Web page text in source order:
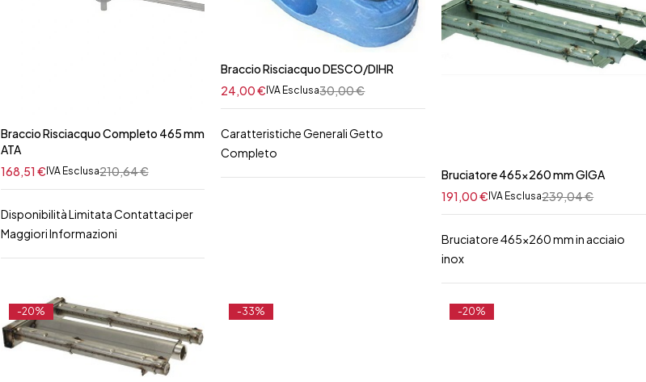
Braccio Risciacquo Completo 465 mm
ATA
210,64€
168,51 € IVA Esclusa
Disponibilità Limitata Contattaci per
Maggiori Informazioni
Braccio Risciacquo DESCO/DIHR
30,00€
24,00€IVA Esclusa
Caratteristiche Generali Getto
Completo
Bruciatore 465x260 mm GIGA
239,04€
191,00€ IVA Esclusa
Bruciatore 465x260 mm in acciaio
inox
-20% -33% -20%